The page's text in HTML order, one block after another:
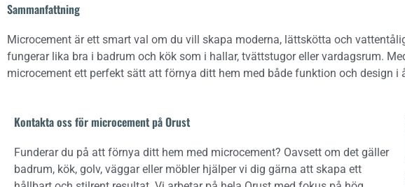
Sammanfattning
Microcement är ett smart val om du vill skapa moderna, lättskötta och
fungerar lika bra i badrum och kök som i hallar, tvättstugor eller vardagsrum.
microcement ett perfekt sätt att förnya ditt hem med både funktion och design i
Kontakta oss för microcement på Orust
Funderar du på att förnya ditt hem med microcement? Oavsett om det gäller
badrum, kök, golv, väggar eller möbler hjälper vi dig gärna att skapa ett